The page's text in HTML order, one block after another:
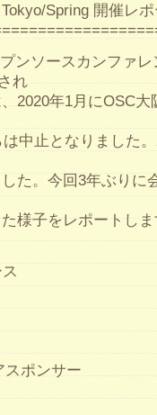
Spring 開催レポ
ンソースカンファレ
れ
2020年1月にOSC
中止となりました
た。今回3年ぶりに
様子をレポートし
ポンサー